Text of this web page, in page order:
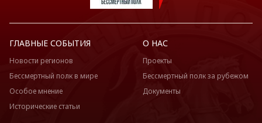
ГЛАВНЫЕ СОБЫТИЯ
Новости регионов
Бессмертный полк в мире
Особое мнение
Исторические статьи
О НАС
Проекты
Бессмертный полк за рубежом
Документы